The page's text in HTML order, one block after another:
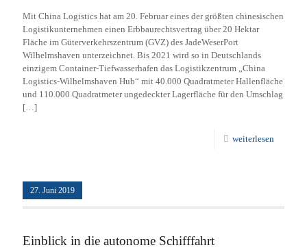
Mit China Logistics hat am 20. Februar eines der größten chinesischen
Logistikunternehmen einen Erbbaurechtsvertrag über 20 Hektar
Fläche im Güterverkehrszentrum (GVZ) des JadeWeserPort
Wilhelmshaven unterzeichnet. Bis 2021 wird so in Deutschlands
einzigem Container-Tiefwasserhafen das Logistikzentrum „China
Logistics-Wilhelmshaven Hub“ mit 40.000 Quadratmeter Hallenfläche
und 110.000 Quadratmeter ungedeckter Lagerfläche für den Umschlag
[…]
weiterlesen
27. Juni 2019
Einblick in die autonome Schifffahrt